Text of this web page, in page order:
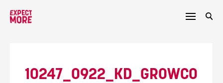
10247_0922_KD_GROWCO